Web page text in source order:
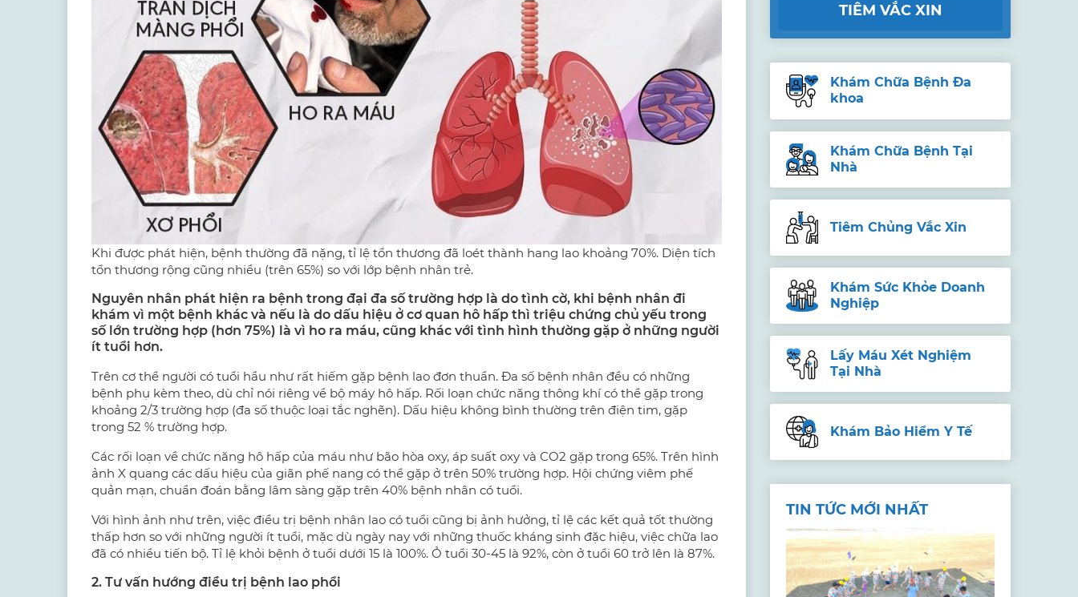
Khi được phát hiện, bệnh thường đã nặng, tỉ lệ tổn thương đã loét thành hang lao khoảng 70%. Diện tích
tổn thương rộng cũng nhiều (trên 65%) so với lớp bệnh nhân trẻ.
Nguyên nhân phát hiện ra bệnh trong đại đa số trường hợp là do tình cờ, khi bệnh nhân đi
khám vì một bệnh khác và nếu là do dấu hiệu ở cơ quan hô hấp thì triệu chứng chủ yếu trong
số lớn trường hợp (hơn 75%) là vì ho ra máu, cũng khác với tình hình thường gặp ở những người
ít tuổi hơn.
Trên cơ thể người có tuổi hầu như rất hiếm gặp bệnh lao đơn thuần. Đa số bệnh nhân đều có những
bệnh phụ kèm theo, dù chỉ nói riêng về bộ máy hô hấp. Rối loạn chức năng thông khí có thể gặp trong
khoảng 2/3 trường hợp (đa số thuộc loại tắc nghẽn). Dấu hiệu không bình thường trên điện tim, gặp
trong 52 % trường hợp.
Các rối loạn về chức năng hô hấp của máu như bão hòa oxy, áp suất oxy và CO2 gặp trong 65%. Trên hình
ảnh X quang các dấu hiệu của giãn phế nang có thể gặp ở trên 50% trường hợp. Hội chứng viêm phế
quản mạn, chuẩn đoán bằng lâm sàng gặp trên 40% bệnh nhân có tuổi.
Với hình ảnh như trên, việc điều trị bệnh nhân lao có tuổi cũng bị ảnh hưởng, tỉ lệ các kết quả tốt thường
thấp hơn so với những người ít tuổi, mặc dù ngày nay với những thuốc kháng sinh đặc hiệu, việc chữa lao
đã có nhiều tiến bộ. Tỉ lệ khỏi bệnh ở tuổi dưới 15 là 100%. Ỏ tuổi 30-45 là 92%, còn ở tuổi 60 trở lên là 87%.
2. Tư vấn hướng điều trị bệnh lao phổi
TIÊM VẮC XIN
Khám Chữa Bệnh Đa
khoa
Khám Chữa Bệnh Tại
Nhà
Tiêm Chủng Vắc Xin
Khám Sức Khỏe Doanh
Nghiệp
Lấy Máu Xét Nghiệm
Tại Nhà
Khám Bảo Hiểm Y Tế
TIN TỨC MỚI NHẤT